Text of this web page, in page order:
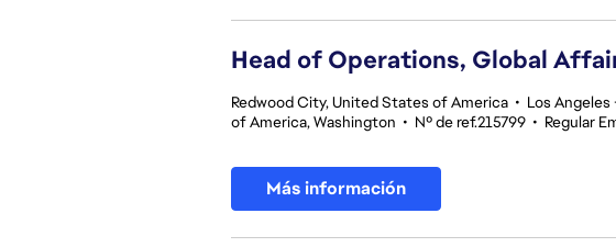
Head of Operations, Global
Redwood City, United States of America • Los
of America, Washington • Nº de ref.215799 • Regular
Más información